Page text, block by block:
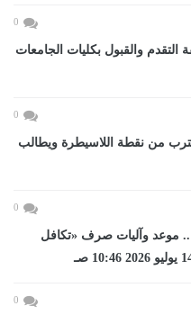
0
2026.. طريقة التقدم والقبول بكليات الجامعات
0
من نقطة اللاسيطرة ويطالب
0
جنيه.. موعد وآليات صرف «تكافل
0